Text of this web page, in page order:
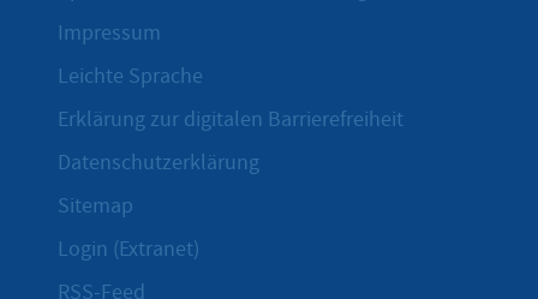
Impressum
Leichte Sprache
Erklärung zur digitalen Barrierefreiheit
Datenschutzerklärung
Sitemap
Login (Extranet)
RSS-Feed